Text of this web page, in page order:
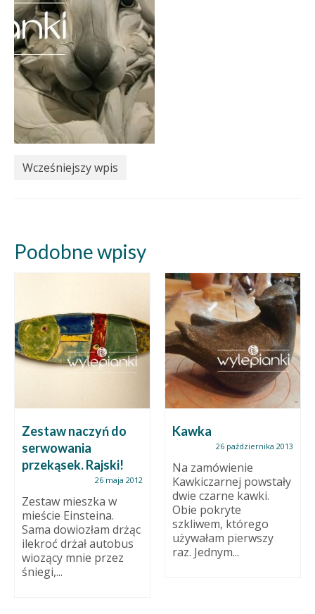
Wcześniejszy wpis
Podobne wpisy
Zestaw naczyń do
serwowania
przekąsek. Rajski!
26 maja 2012
Zestaw mieszka w
mieście Einsteina.
Sama dowiozłam drżąc
ilekroć drżał autobus
wiozący mnie przez
śniegi,...
Kawka
26 października 2013
Na zamówienie
Kawkiczarnej powstały
dwie czarne kawki.
Obie pokryte
szkliwem, którego
używałam pierwszy
raz. Jednym...